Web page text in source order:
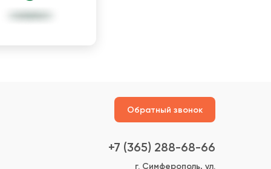
Обратный звонок
+7 (365) 288-68-66
г. Симферополь, ул.